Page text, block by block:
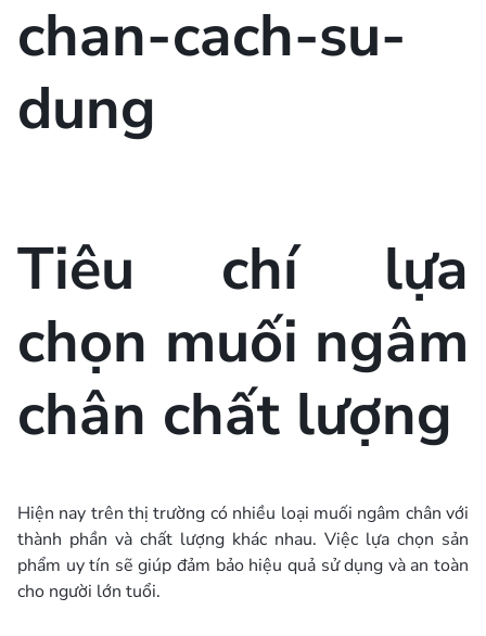
Tiêu chí lựa
chọn muối ngâm
chân chất lượng
Hiện nay trên thị trường có nhiều loại muối ngâm chân với
thành phần và chất lượng khác nhau. Việc lựa chọn sản
phẩm uy tín sẽ giúp đảm bảo hiệu quả sử dụng và an toàn
cho người lớn tuổi.